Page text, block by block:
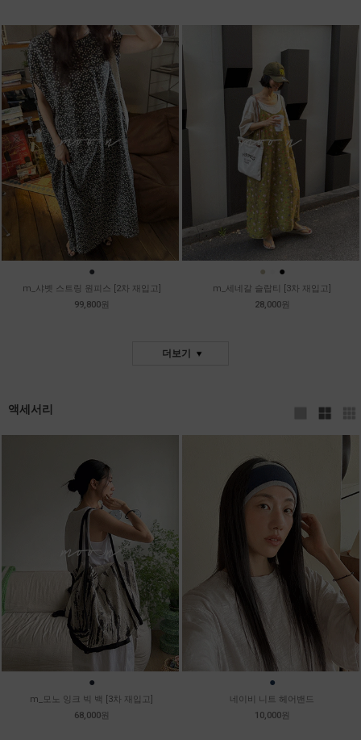
●
m_샤벳 스트링 원피스 [2차 재입고]
99,800원
● ●
m_세네갈 슬랍티 [3차 재입고]
28,000원
더보기
액세서리
●
m_모노 잉크 빅 백 [3차 재입고]
68,000원
●
네이비 니트 헤어밴드
10,000원